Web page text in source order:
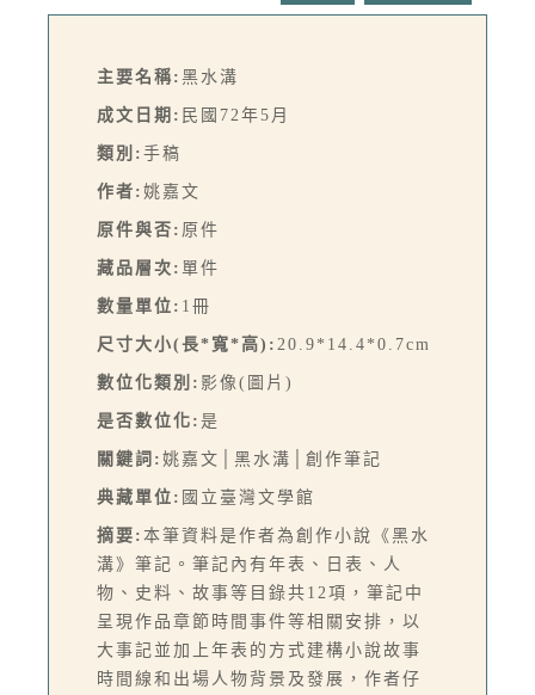
主要名稱: 黑水溝
成文日期: 民國72年5月
類別: 手稿
作者: 姚嘉文
原件與否: 原件
藏品層次: 單件
數量單位: 1冊
尺寸大小(長*寬*高): 20.9*14.4*0.7cm
數位化類別: 影像(圖片)
是否數位化: 是
關鍵詞: 姚嘉文│黑水溝│創作筆記
典藏單位: 國立臺灣文學館
摘要: 本筆資料是作者為創作小說《黑水
溝》筆記。筆記內有年表、日表、人
物、史料、故事等目錄共12項，筆記中
呈現作品章節時間事件等相關安排，以
大事記並加上年表的方式建構小說故事
時間線和出場人物背景及發展，作者仔